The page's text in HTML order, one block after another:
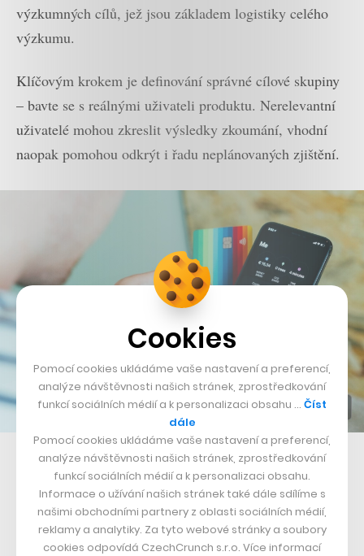
výzkumných cílů, jež jsou základem logistiky celého
výzkumu.
Klíčovým krokem je definování správné cílové skupiny
– bavte se s reálnými uživateli produktu. Nerelevantní
uživatelé mohou zkreslit výsledky zkoumání, vhodní
naopak pomohou odkrýt i řadu neplánovaných zjištění.
Mobilní bankovnictví potřebuje mít dobrou zákaznickou zkušenost
Nezapomeňte do testování zapojit také širší publikum.
Přizvěte do výzkumu členy dalších týmů, ať už v
samotných testovacích relacích, nebo tak, že si s nimi
Cookies
Pomocí cookies ukládáme vaše nastavení a preferencí,
analýze návštěvnosti našich stránek, zprostředkování
funkcí sociálních médií a k personalizaci obsahu … Číst
dále
Pomocí cookies ukládáme vaše nastavení a preferencí,
analýze návštěvnosti našich stránek, zprostředkování
funkcí sociálních médií a k personalizaci obsahu.
Informace o užívání našich stránek také dále sdílíme s
našimi obchodními partnery z oblasti sociálních médií,
reklamy a analytiky. Za tyto webové stránky a soubory
cookies odpovídá CzechCrunch s.r.o. Více informací